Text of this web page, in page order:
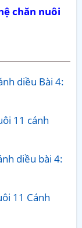
chăn nuôi
diều Bài 4:
11 cánh
diều bài 4:
11 Cánh